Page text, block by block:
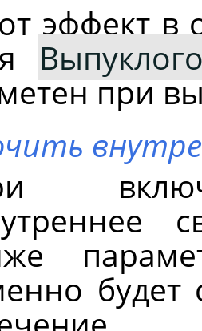
эффект в
при
будет